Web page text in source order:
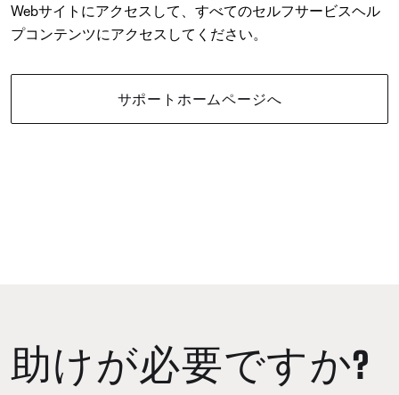
Webサイトにアクセスして、すべてのセルフサービスヘル
プコンテンツにアクセスしてください。
サポートホームページへ
助けが必要ですか?